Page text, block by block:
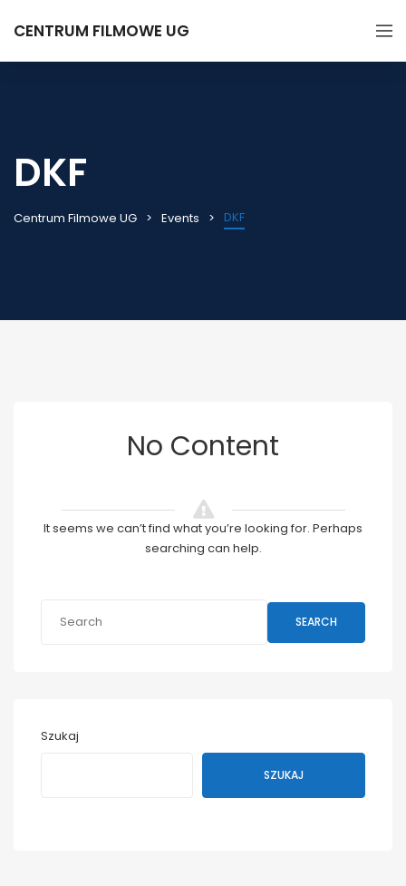
CENTRUM FILMOWE UG
DKF
Centrum Filmowe UG Events DKF
No Content
It seems we can’t find what you’re looking for. Perhaps
searching can help.
SEARCH
Szukaj
SZUKAJ